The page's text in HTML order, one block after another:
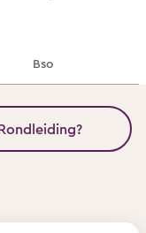
Bso